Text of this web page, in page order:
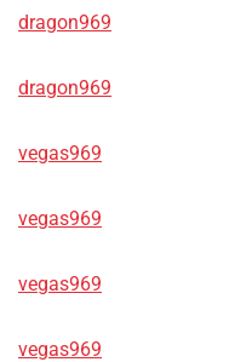
dragon969
dragon969
vegas969
vegas969
vegas969
vegas969